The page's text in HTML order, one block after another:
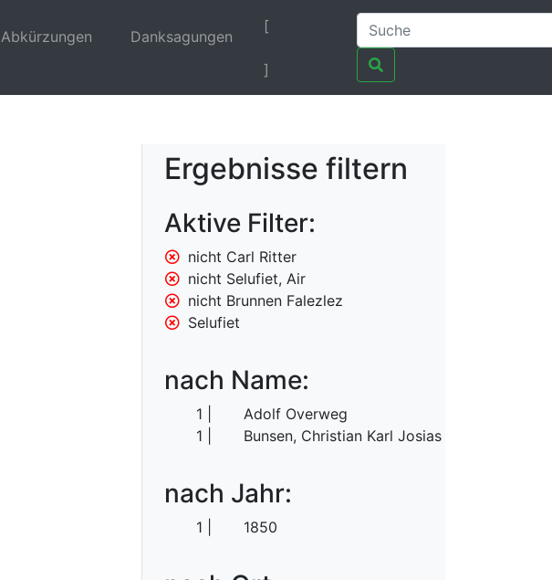
Abkürzungen Danksagungen
[
]
Ergebnisse filtern
Aktive Filter:
nicht Carl Ritter
nicht Selufiet, Air
nicht Brunnen Falezlez
Selufiet
nach Name:
1
Adolf Overweg
1
Bunsen, Christian Karl Josias von
nach Jahr:
1 1850